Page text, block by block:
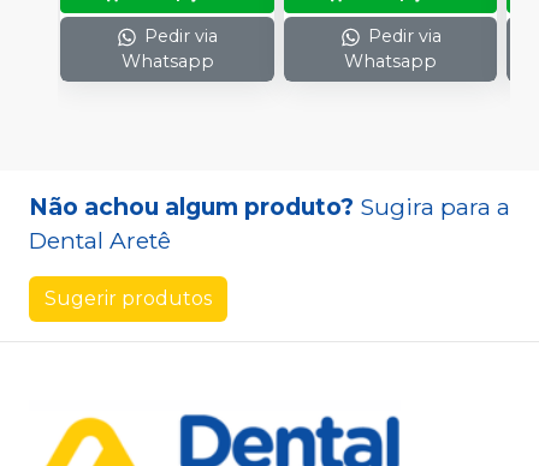
Pedir via
Whatsapp
Pedir via
Whatsapp
Não achou algum produto? Sugira para a
Dental Aretê
Sugerir produtos